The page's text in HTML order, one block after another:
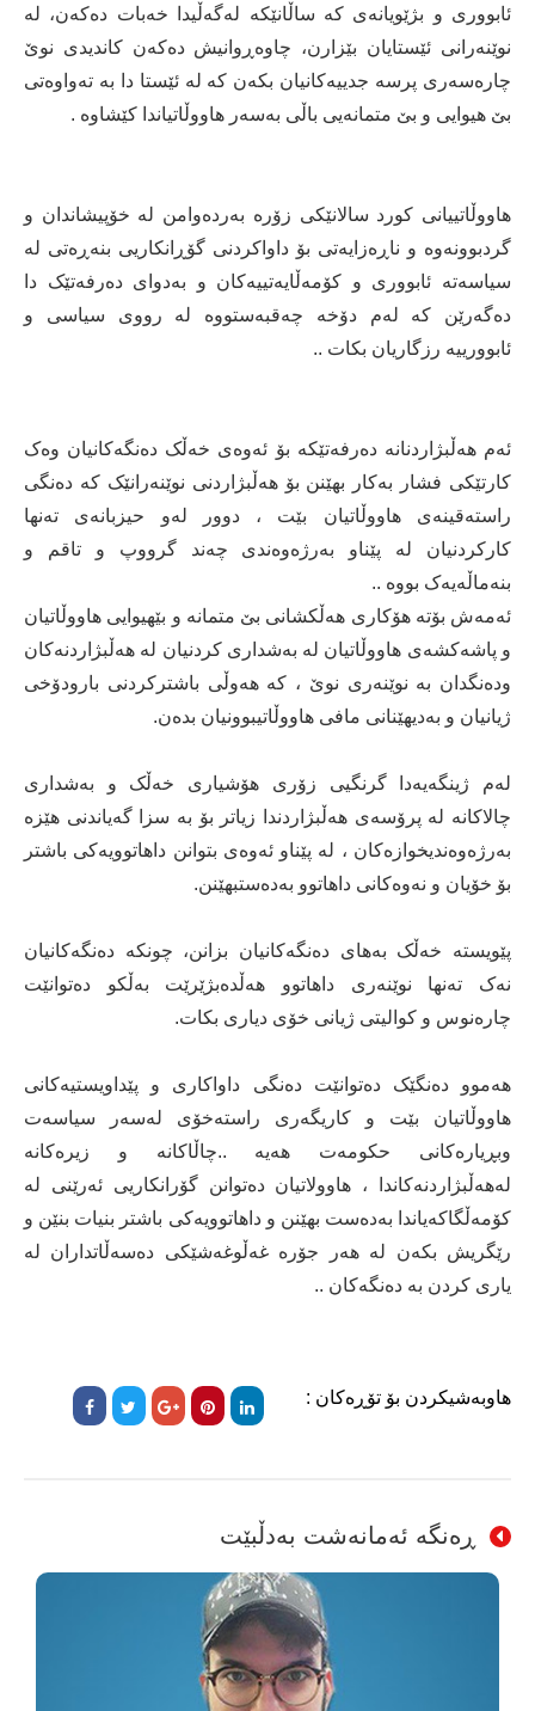
ئابووری و بژێویانەی کە ساڵانێکە لەگەڵیدا خەبات دەکەن، لە
نوێنەرانی ئێستایان بێزارن، چاوەڕوانیش دەکەن کاندیدی نوێ
چارەسەری پرسە جدییەکانیان بکەن کە لە ئێستا دا بە تەواوەتی
بێ هیوایی و بێ متمانەیی باڵی بەسەر هاووڵاتیاندا کێشاوە .
هاووڵاتییانی کورد سالانێکی زۆرە بەردەوامن لە خۆپیشاندان و
گردبوونەوە و ناڕەزایەتی بۆ داواکردنی گۆڕانکاریی بنەڕەتی لە
سیاسەتە ئابووری و کۆمەڵایەتییەکان و بەدوای دەرفەتێک دا
دەگەرێن کە لەم دۆخە چەقبەستووە لە رووی سیاسی و
ئابوورییە رزگاریان بکات ..
ئەم هەڵبژاردنانە دەرفەتێکە بۆ ئەوەی خەڵک دەنگەکانیان وەک
کارتێکی فشار بەکار بهێنن بۆ هەڵبژاردنی نوێنەرانێک کە دەنگی
راستەقینەی هاووڵاتیان بێت ، دوور لەو حیزبانەی تەنها
کارکردنیان لە پێناو بەرژەوەندی چەند گرووپ و تاقم و
بنەماڵەیەک بووە ..
ئەمەش بۆتە هۆکاری هەڵکشانی بێ متمانە و بێهیوایی هاووڵاتیان
و پاشەکشەی هاووڵاتیان لە بەشداری کردنیان لە هەڵبژاردنەکان
ودەنگدان بە نوێنەری نوێ ، کە هەوڵی باشترکردنی بارودۆخی
ژیانیان و بەدیهێنانی مافی هاووڵاتیبوونیان بدەن.
لەم ژینگەیەدا گرنگیی زۆری هۆشیاری خەڵک و بەشداری
چالاکانە لە پرۆسەی هەڵبژاردندا زیاتر بۆ بە سزا گەیاندنی هێزە
بەرژەوەندیخوازەکان ، لە پێناو ئەوەی بتوانن داهاتوویەکی باشتر
بۆ خۆیان و نەوەکانی داهاتوو بەدەستبهێنن.
پێویستە خەڵک بەهای دەنگەکانیان بزانن، چونکە دەنگەکانیان
نەک تەنها نوێنەری داهاتوو هەڵدەبژێرێت بەڵکو دەتوانێت
چارەنوس و کوالیتی ژیانی خۆی دیاری بکات.
هەموو دەنگێک دەتوانێت دەنگی داواکاری و پێداویستیەکانی
هاووڵاتیان بێت و کاریگەری راستەخۆی لەسەر سیاسەت
وبڕیارەکانی حکومەت هەیە ..چاڵاکانە و زیرەکانە
لەهەڵبژاردنەکاندا ، هاوولاتیان دەتوانن گۆرانکاریی ئەرێنی لە
کۆمەڵگاکەیاندا بەدەست بهێنن و داهاتوویەکی باشتر بنیات بنێن و
رێگریش بکەن لە هەر جۆرە غەڵوغەشێکی دەسەڵاتداران لە
یاری کردن بە دەنگەکان ..
هاوبەشیکردن بۆ تۆڕەکان :
ڕەنگە ئەمانەشت بەدڵبێت